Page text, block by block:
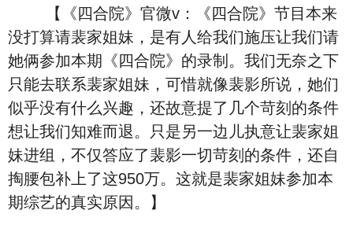
【《四合院》官微v：《四合院》节目本来
没打算请裴家姐妹，是有人给我们施压让我们请
她俩参加本期《四合院》的录制。我们无奈之下
只能去联系裴家姐妹，可惜就像裴影所说，她们
似乎没有什么兴趣，还故意提了几个苛刻的条件
想让我们知难而退。只是另一边儿执意让裴家姐
妹进组，不仅答应了裴影一切苛刻的条件，还自
掏腰包补上了这950万。这就是裴家姐妹参加本
期综艺的真实原因。】